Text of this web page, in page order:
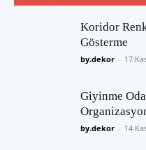
Koridor
Gösterme
by.dekor - 17
Giyinme
by.dekor - 14